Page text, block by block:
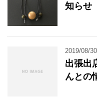
知らせ
2019/08/30
出張出
んとの